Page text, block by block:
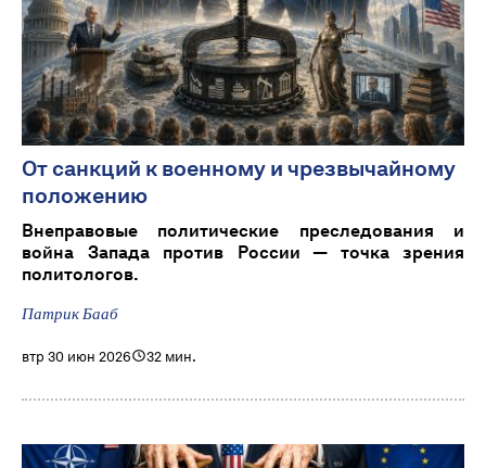
От санкций к военному и чрезвычайному
положению
Внеправовые политические преследования и
война Запада против России — точка зрения
политологов.
Патрик Бааб
втр 30 июн 2026 32 мин.